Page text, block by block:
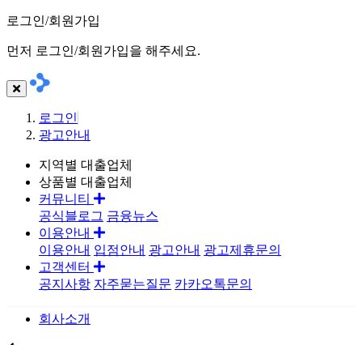
로그인/회원가입
먼저 로그인/회원가입을 해주세요.
로그인
광고안내
지역별 대출업체
상품별 대출업체
커뮤니티
공식블로그 금융뉴스
이용안내
이용안내 입점안내 광고안내 광고제휴문의
고객센터
공지사항 자주묻는질문 카카오톡문의
회사소개